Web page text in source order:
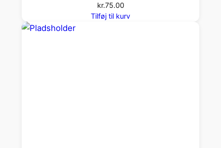
kr.75.00
Tilføj til kurv